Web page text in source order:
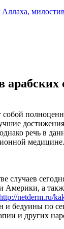
арабских
собой
речь в
медицине.
случаев
Америки, а
netderm.ru/
и бедуины по
и других